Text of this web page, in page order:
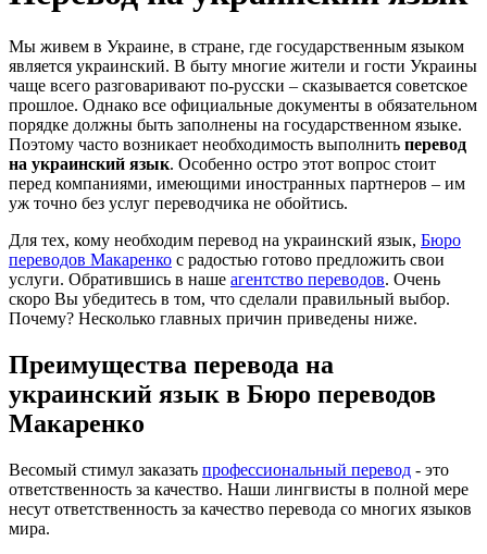
Мы живем в Украине, в стране, где государственным языком
является украинский. В быту многие жители и гости Украины
чаще всего разговаривают по-русски – сказывается советское
прошлое. Однако все официальные документы в обязательном
порядке должны быть заполнены на государственном языке.
Поэтому часто возникает необходимость выполнить перевод
на украинский язык. Особенно остро этот вопрос стоит
перед компаниями, имеющими иностранных партнеров – им
уж точно без услуг переводчика не обойтись.
Для тех, кому необходим перевод на украинский язык, Бюро
переводов Макаренко с радостью готово предложить свои
услуги. Обратившись в наше агентство переводов. Очень
скоро Вы убедитесь в том, что сделали правильный выбор.
Почему? Несколько главных причин приведены ниже.
Преимущества перевода на
украинский язык в Бюро переводов
Макаренко
Весомый стимул заказать профессиональный перевод - это
ответственность за качество. Наши лингвисты в полной мере
несут ответственность за качество перевода со многих языков
мира.